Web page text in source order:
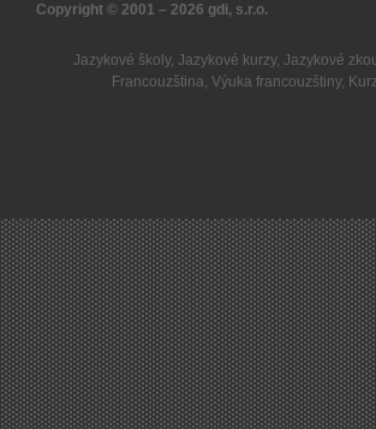
Copyright © 2001 – 2026 gdi, s.r.o.
Jazykové školy, Jazykové kurzy, Jazykové
Francouzština,Výuka francouzštiny,